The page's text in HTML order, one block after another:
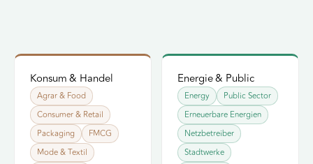
Konsum & Handel
Agrar & Food
Consumer & Retail
Packaging
FMCG
Mode & Textil
CLUSTER
Konsum &
Handel
Spezial-Beratungen mit
dokumentiertem Track
Energie & Public
Energy
Public Sector
Erneuerbare Energien
Netzbetreiber
Stadtwerke
CLUSTER
Energie &
Public
Spezial-Beratungen mit
dokumentiertem Track